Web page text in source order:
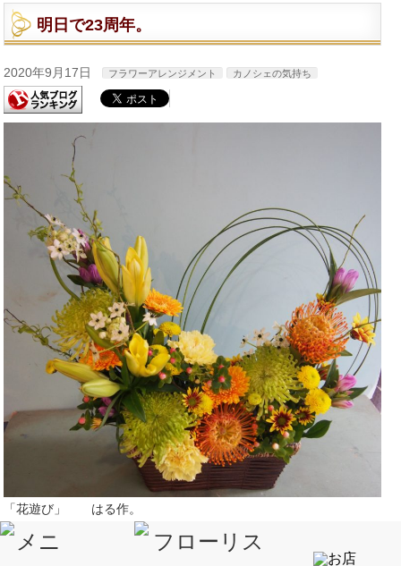
明日で23周年。
2020年9月17日 フラワーアレンジメント カノシェの気持ち
「花遊び」 はる作。
秋らしい 花遊びです。
旬のマムやりんどう ピンクッション。。。